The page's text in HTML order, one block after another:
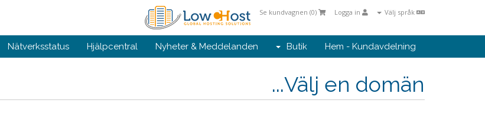
Se kundvagnen (0)
Hem - Kundavdelning
Butik
Nyheter & Meddelanden
Hjälpcentral
Nätverksstatus
Välj en domän...